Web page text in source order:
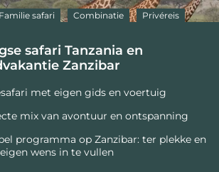
Familie safari Combinatie Privéreis
safari Tanzania en
Zanzibar
met eigen gids en voertuig
mix van avontuur en ontspanning
programma op Zanzibar: ter plekke en
wens in te vullen